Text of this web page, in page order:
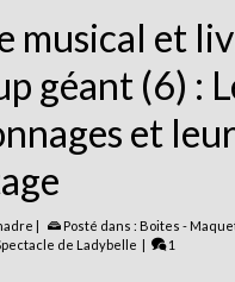
musical et
géant (6) :
et leur
| Posté dans : Boites -
de Ladybelle | 1